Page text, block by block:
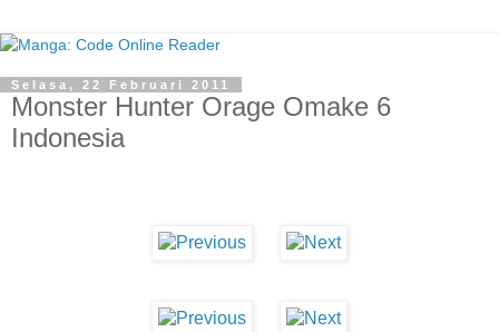
Selasa, 22 Februari 2011
Monster Hunter Orage Omake 6
Indonesia